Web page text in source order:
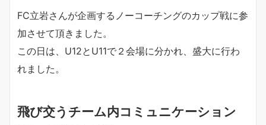
FC立岩さんが企画するノーコーチングのカップ戦に参
加させて頂きました。
この日は、U12とU11で２会場に分かれ、盛大に行わ
れました。
飛び交うチーム内コミュニケーション